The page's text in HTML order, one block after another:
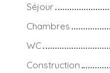
Séjour
Chambres
WC
Construction